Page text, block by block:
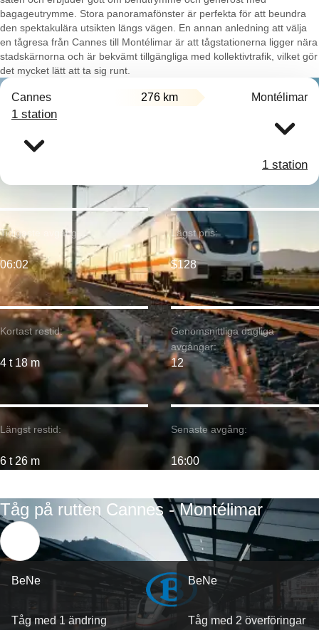
bagageutrymme. Stora panoramafönster är perfekta för att beundra
den spektakulära utsikten längs vägen. En annan anledning att välja
en tågresa från Cannes till Montélimar är att tågstationerna ligger nära
stadskärnorna och är bekvämt tillgängliga med kollektivtrafik, vilket gör
det mycket lätt att ta sig runt.
Cannes 276 km Montélimar
1 station
1 station
Kortast restid:
4 t 18 m
Tidigaste avgång:
06:02
Längst restid:
6 t 26 m
Lägst pris:
$128
Genomsnittliga dagliga
avgångar:
12
Senaste avgång:
16:00
Tåg på rutten Cannes - Montélimar
BeNe
Tåg med 1 ändring
BeNe
Tåg med 2 överföringar